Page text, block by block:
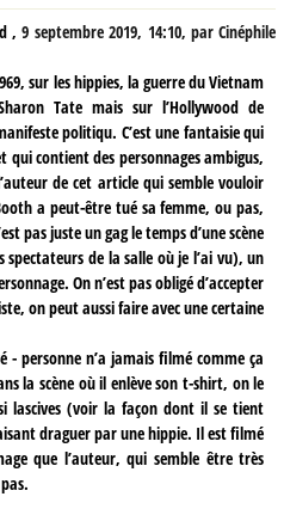
,9 septembre 2019, 14:10, parCinéphile
sur les hippies, la guerre du Vietnam
Tate mais sur l’Hollywood de
politiqu. C’est une fantaisie qui
contient des personnages ambigus,
de cet article qui semble vouloir
a peut-être tué sa femme, ou pas,
pas juste un gag le temps d’une scène
de la salle où je l’ai vu), un
On n’est pas obligé d’accepter
on peut aussi faire avec une certaine
personne n’a jamais filmé comme ça
la scène où il enlève son t-shirt, on le
lascives (voir la façon dont il se tient
draguer par une hippie. Il est filmé
que l’auteur, qui semble être très